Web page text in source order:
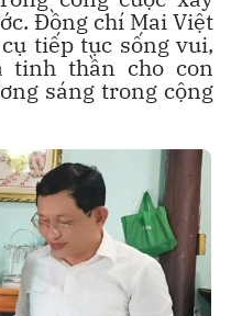
Đồng chí Mai Việt
tiếp tục sống vui,
tinh thần cho con
sáng trong cộng